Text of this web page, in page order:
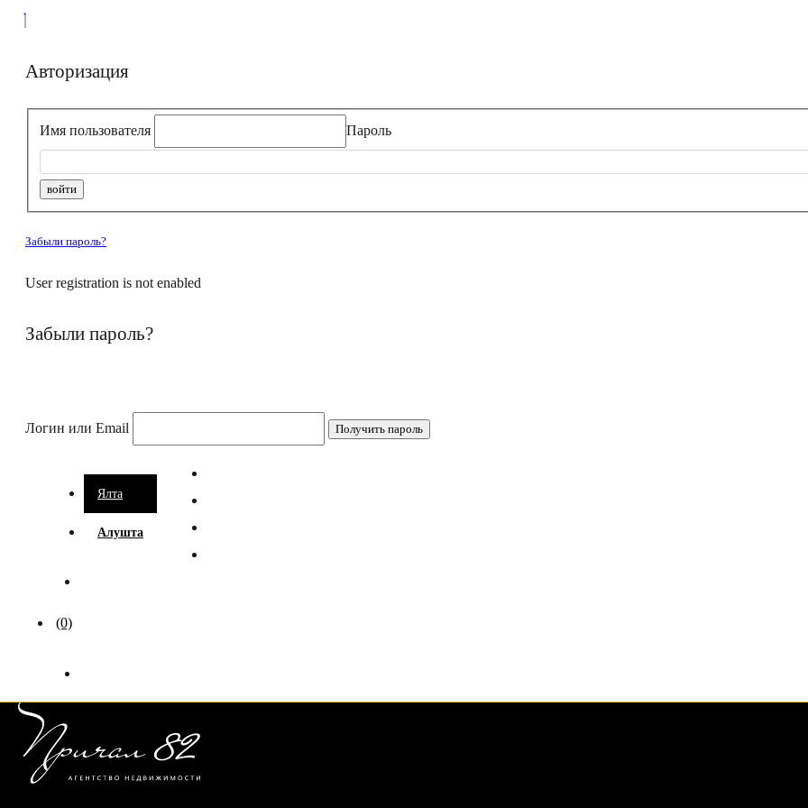
Авторизация
Имя пользователя Пароль
Забыли пароль?
User registration is not enabled
Забыли пароль?
Логин или Email
Ялта
Алушта
(0)